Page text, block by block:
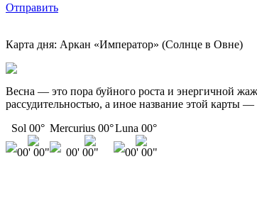
Отправить
Карта дня: Аркан «Император» (Солнце в Овне)
Весна — это пора буйного роста и энергичной
рассудительностью, а иное название этой
Sol 00°
00' 00"
Mercurius 00°
00' 00"
Luna 00°
00' 00"